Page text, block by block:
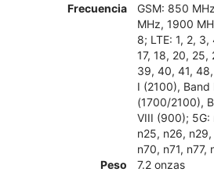
Frecuencia
GSM: 850
MHz, 1900
8; LTE: 1, 2,
17, 18, 20,
39, 40, 41,
I (2100),
(1700/2100),
VIII (900); 5G:
n25, n26,
n70, n71, n77,
Peso
7.2 onzas